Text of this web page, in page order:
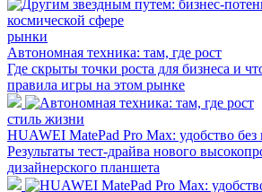
рынки
Автономная техника: там, где рост
Где скрыты точки роста для бизнеса и
правила игры на этом рынке
стиль жизни
HUAWEI MatePad Pro Max: удобство
Результаты тест-драйва нового
дизайнерского планшета